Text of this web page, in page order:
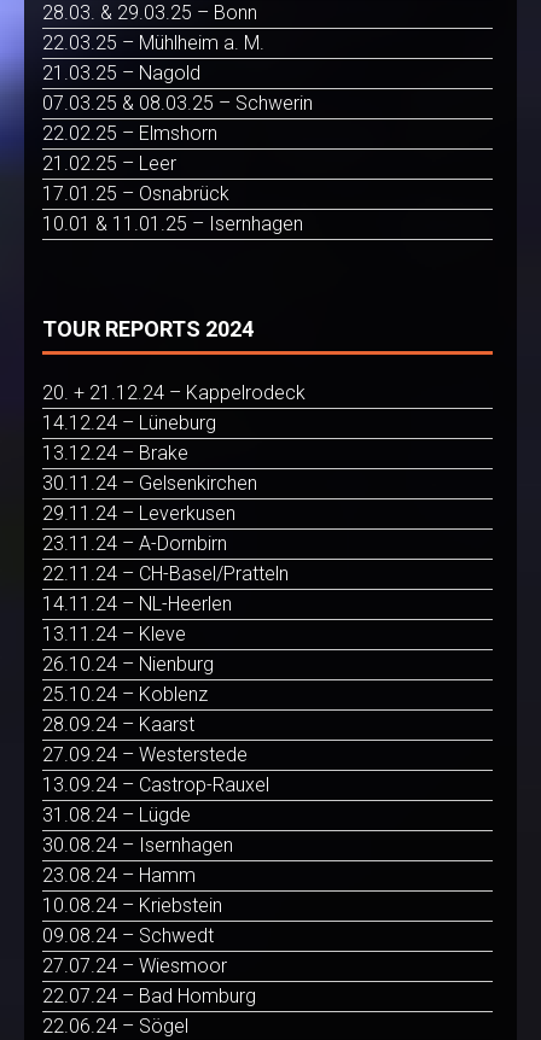
28.03. & 29.03.25 – Bonn
22.03.25 – Mühlheim a. M.
21.03.25 – Nagold
07.03.25 & 08.03.25 – Schwerin
22.02.25 – Elmshorn
21.02.25 – Leer
17.01.25 – Osnabrück
10.01 & 11.01.25 – Isernhagen
TOUR REPORTS 2024
20. + 21.12.24 – Kappelrodeck
14.12.24 – Lüneburg
13.12.24 – Brake
30.11.24 – Gelsenkirchen
29.11.24 – Leverkusen
23.11.24 – A-Dornbirn
22.11.24 – CH-Basel/Pratteln
14.11.24 – NL-Heerlen
13.11.24 – Kleve
26.10.24 – Nienburg
25.10.24 – Koblenz
28.09.24 – Kaarst
27.09.24 – Westerstede
13.09.24 – Castrop-Rauxel
31.08.24 – Lügde
30.08.24 – Isernhagen
23.08.24 – Hamm
10.08.24 – Kriebstein
09.08.24 – Schwedt
27.07.24 – Wiesmoor
22.07.24 – Bad Homburg
22.06.24 – Sögel